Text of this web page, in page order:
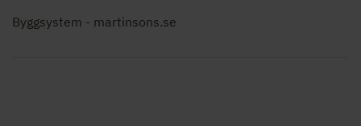
Byggsystem - martinsons.se